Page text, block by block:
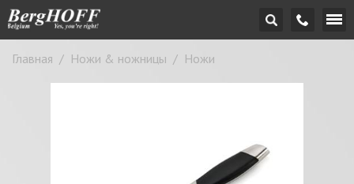
Главная / Ножи & ножницы / Ножи